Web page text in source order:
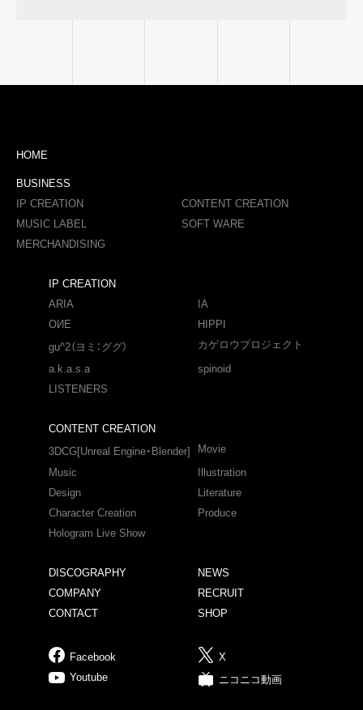
HOME
BUSINESS
IP CREATION
CONTENT CREATION
MUSIC LABEL
SOFT WARE
MERCHANDISING
IP CREATION
ARIA
IA
OИE
HIPPI
gu^2（ヨミ：ググ）
カゲロウプロジェクト
a.k.a.s.a
spinoid
LISTENERS
CONTENT CREATION
3DCG[Unreal Engine・Blender]
Movie
Music
Illustration
Design
Literature
Character Creation
Produce
Hologram Live Show
DISCOGRAPHY
NEWS
COMPANY
RECRUIT
CONTACT
SHOP
Facebook
X
Youtube
ニコニコ動画